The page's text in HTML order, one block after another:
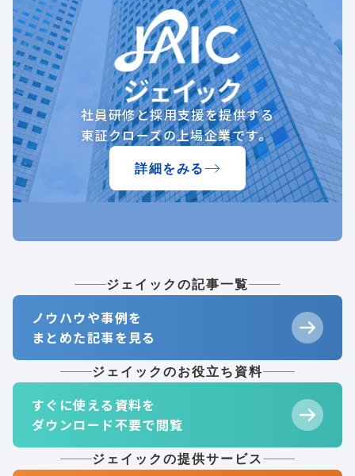
社員研修と採用支援を提供する
東証クローズの上場企業です。
詳細をみる
ジェイックの記事一覧
ノウハウや事例を
まとめた記事を見る
ジェイックのお役立ち資料
すぐに使える資料を
ダウンロード不要で閲覧
ジェイックの提供サービス